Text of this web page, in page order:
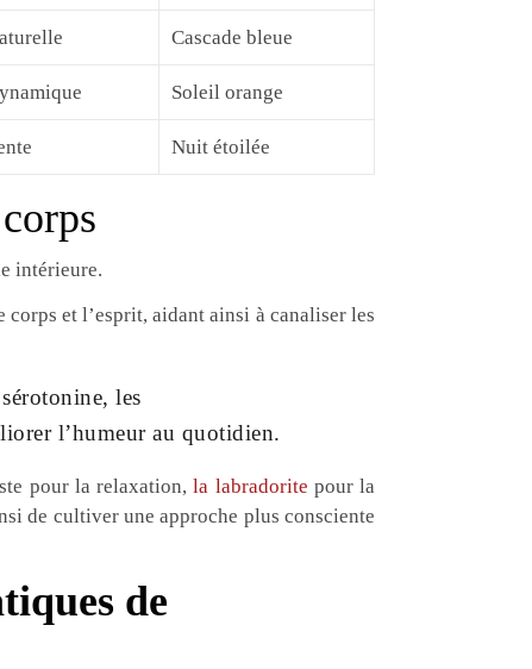
Cascade bleue
Soleil orange
Nuit étoilée
intérieure.
et l’esprit, aidant ainsi à canaliser les
les
l’humeur au quotidien.
pour la relaxation,la labradorite pour la
de cultiver une approche plus consciente
de